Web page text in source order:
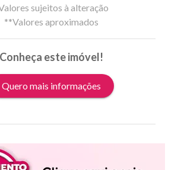
sujeitos à alteração
**Valores aproximados
Conheça este imóvel!
Quero mais informações